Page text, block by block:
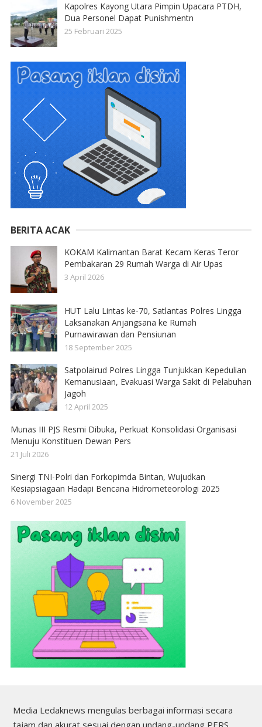
Kapolres Kayong Utara Pimpin Upacara PTDH,
Dua Personel Dapat Punishmentn
25 Februari 2025
BERITA ACAK
KOKAM Kalimantan Barat Kecam Keras Teror
Pembakaran 29 Rumah Warga di Air Upas
3 April 2026
HUT Lalu Lintas ke-70, Satlantas Polres Lingga
Laksanakan Anjangsana ke Rumah
Purnawirawan dan Pensiunan
18 September 2025
Satpolairud Polres Lingga Tunjukkan Kepedulian
Kemanusiaan, Evakuasi Warga Sakit di Pelabuhan
Jagoh
12 April 2025
Munas III PJS Resmi Dibuka, Perkuat Konsolidasi Organisasi
Menuju Konstituen Dewan Pers
21 Juli 2026
Sinergi TNI-Polri dan Forkopimda Bintan, Wujudkan
Kesiapsiagaan Hadapi Bencana Hidrometeorologi 2025
6 November 2025
Media Ledaknews mengulas berbagai informasi secara